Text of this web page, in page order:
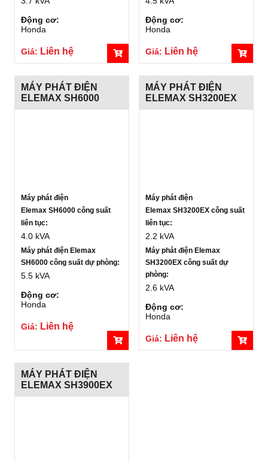
Động cơ:
Honda
Giá: Liên hệ
Động cơ:
Honda
Giá: Liên hệ
MÁY PHÁT ĐIỆN
ELEMAX SH6000
Máy phát điện
Elemax SH6000 công suất
liên tục:
4.0 kVA
Máy phát điện Elemax
SH6000 công suất dự phòng:
5.5 kVA
Động cơ:
Honda
Giá: Liên hệ
MÁY PHÁT ĐIỆN
ELEMAX SH3200EX
Máy phát điện
Elemax SH3200EX công suất
liên tục:
2.2 kVA
Máy phát điện Elemax
SH3200EX công suất dự
phòng:
2.6 kVA
Động cơ:
Honda
Giá: Liên hệ
MÁY PHÁT ĐIỆN
ELEMAX SH3900EX